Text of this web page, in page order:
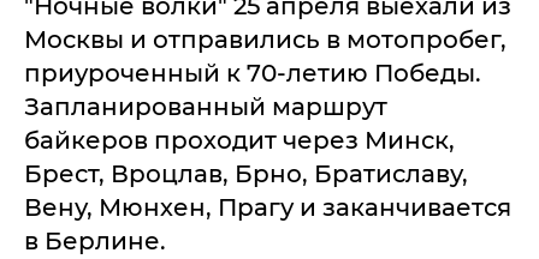
"Ночные волки" 25 апреля выехали из
Москвы и отправились в мотопробег,
приуроченный к 70-летию Победы.
Запланированный маршрут
байкеров проходит через Минск,
Брест, Вроцлав, Брно, Братиславу,
Вену, Мюнхен, Прагу и заканчивается
в Берлине.